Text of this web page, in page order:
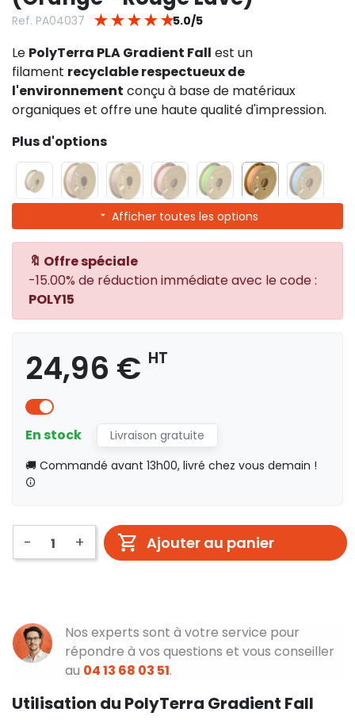
Ref. PA04037 ★ ★ ★ ★ ★5.0/5
Le PolyTerra PLA Gradient Fall est un
filament recyclable respectueux de
l'environnement conçu à base de matériaux
organiques et offre une haute qualité d'impression.
Plus d'options
Afficher toutes les options
🔖 Offre spéciale
-15.00% de réduction immédiate avec le code :
POLY15
24,96 € HT
En stock
Livraison gratuite
🚚 Commandé avant 13h00, livré chez vous demain !
- + Ajouter au panier
Nos experts sont à votre service pour
répondre à vos questions et vous conseiller
au 04 13 68 03 51.
Utilisation du PolyTerra Gradient Fall